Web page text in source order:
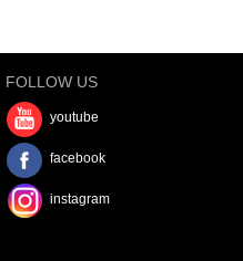
FOLLOW US
youtube
facebook
instagram